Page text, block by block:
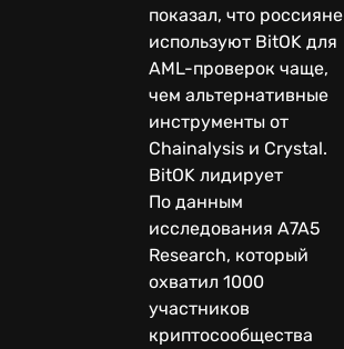
показал, что россияне
используют BitOK для
AML-проверок чаще,
чем альтернативные
инструменты от
Chainalysis и Crystal.
BitOK лидирует
По данным
исследования A7A5
Research, который
охватил 1000
участников
криптосообщества